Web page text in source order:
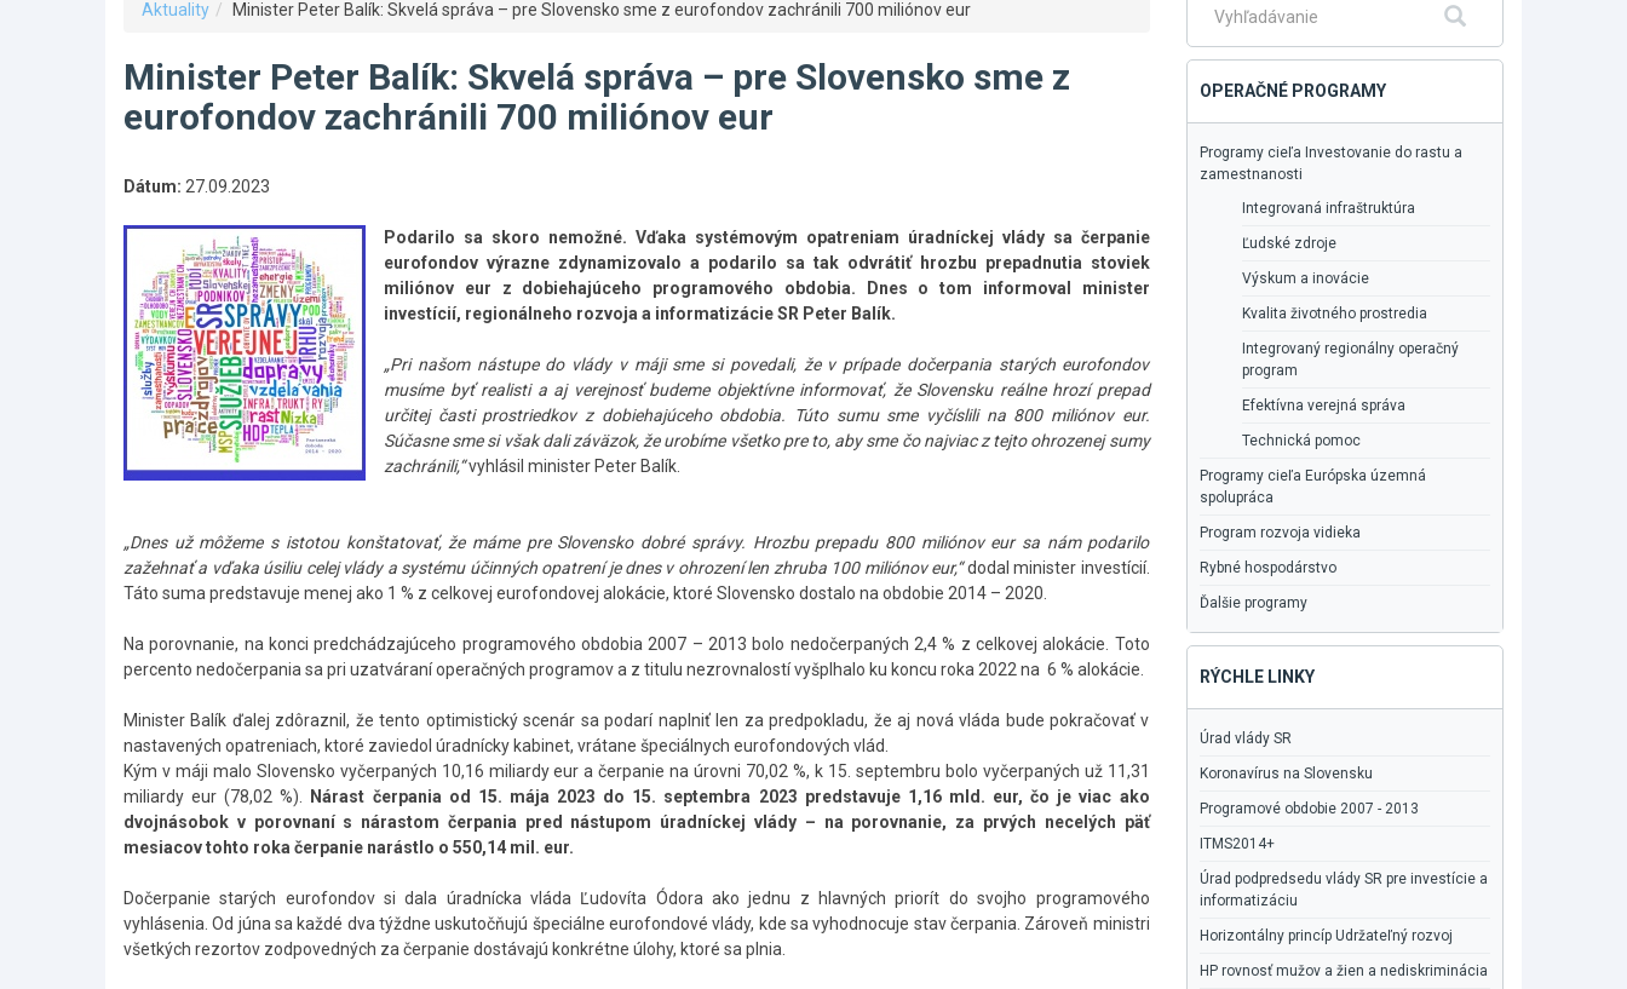
Aktuality Minister Peter Balík: Skvelá správa – pre Slovensko sme z eurofondov zachránili 700 miliónov eur
Minister Peter Balík: Skvelá správa – pre Slovensko sme z
eurofondov zachránili 700 miliónov eur
Dátum: 27.09.2023
Podarilo sa skoro nemožné. Vďaka systémovým opatreniam úradníckej vlády sa čerpanie
eurofondov výrazne zdynamizovalo a podarilo sa tak odvrátiť hrozbu prepadnutia stoviek
miliónov eur z dobiehajúceho programového obdobia. Dnes o tom informoval minister
investícií, regionálneho rozvoja a informatizácie SR Peter Balík.
„Pri našom nástupe do vlády v máji sme si povedali, že v prípade dočerpania starých eurofondov
musíme byť realisti a aj verejnosť budeme objektívne informovať, že Slovensku reálne hrozí prepad
určitej časti prostriedkov z dobiehajúceho obdobia. Túto sumu sme vyčíslili na 800 miliónov eur.
Súčasne sme si však dali záväzok, že urobíme všetko pre to, aby sme čo najviac z tejto ohrozenej sumy
zachránili,“vyhlásil minister Peter Balík.
„Dnes už môžeme s istotou konštatovať, že máme pre Slovensko dobré správy. Hrozbu prepadu 800 miliónov eur sa nám podarilo
zažehnať a vďaka úsiliu celej vlády a systému účinných opatrení je dnes v ohrození len zhruba 100 miliónov eur,“dodal minister investícií.
Táto suma predstavuje menej ako 1 % z celkovej eurofondovej alokácie, ktoré Slovensko dostalo na obdobie 2014 – 2020.
Na porovnanie, na konci predchádzajúceho programového obdobia 2007 – 2013 bolo nedočerpaných 2,4 % z celkovej alokácie. Toto
percento nedočerpania sa pri uzatváraní operačných programov a z titulu nezrovnalostí vyšplhalo ku koncu roka 2022 na 6 % alokácie.
Minister Balík ďalej zdôraznil, že tento optimistický scenár sa podarí naplniť len za predpokladu, že aj nová vláda bude pokračovať v
nastavených opatreniach, ktoré zaviedol úradnícky kabinet, vrátane špeciálnych eurofondových vlád.
Kým v máji malo Slovensko vyčerpaných 10,16 miliardy eur a čerpanie na úrovni 70,02 %, k 15. septembru bolo vyčerpaných už 11,31
miliardy eur (78,02 %).
Nárast čerpania od 15. mája 2023 do 15. septembra 2023 predstavuje 1,16 mld. eur, čo je viac ako
dvojnásobok v porovnaní s nárastom čerpania pred nástupom úradníckej vlády – na porovnanie, za prvých necelých päť
mesiacov tohto roka čerpanie narástlo o 550,14 mil. eur.
Dočerpanie starých eurofondov si dala úradnícka vláda Ľudovíta Ódora ako jednu z hlavných priorít do svojho programového
vyhlásenia. Od júna sa každé dva týždne uskutočňujú špeciálne eurofondové vlády, kde sa vyhodnocuje stav čerpania. Zároveň ministri
všetkých rezortov zodpovedných za čerpanie dostávajú konkrétne úlohy, ktoré sa plnia.
Fulltextové
OPERAČNÉ PROGRAMY
Programy cieľa Investovanie do rastu a
zamestnanosti
Integrovaná infraštruktúra
Ľudské zdroje
Výskum a inovácie
Kvalita životného prostredia
Integrovaný regionálny operačný
program
Efektívna verejná správa
Technická pomoc
Programy cieľa Európska územná
spolupráca
Program rozvoja vidieka
Rybné hospodárstvo
Ďalšie programy
RÝCHLE LINKY
Úrad vlády SR
Koronavírus na Slovensku
Programové obdobie 2007 - 2013
ITMS2014+
Úrad podpredsedu vlády SR pre investície a
informatizáciu
Horizontálny princíp Udržateľný rozvoj
HP rovnosť mužov a žien a nediskriminácia